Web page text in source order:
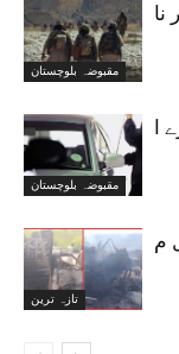
مقبوضہ بلوچستان
مقبوضہ بلوچستان
تازہ ترین